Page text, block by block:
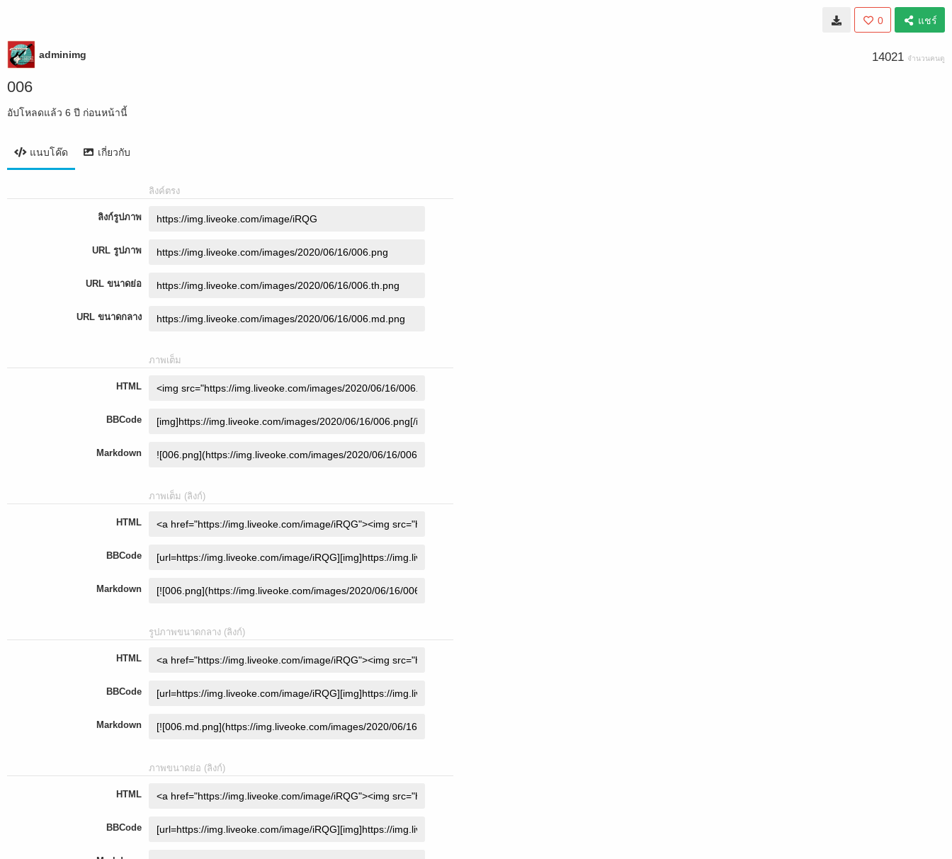
0 แชร์
adminimg 14021 จำนวนคนดู
006
อัปโหลดแล้ว 6 ปี ก่อนหน้านี้
แนบโค๊ด เกี่ยวกับ
ลิงค์ตรง
ลิงก์รูปภาพ
URL รูปภาพ
URL ขนาดย่อ
URL ขนาดกลาง
ภาพเต็ม
HTML
BBCode
Markdown
ภาพเต็ม (ลิงก์)
HTML
BBCode
Markdown
รูปภาพขนาดกลาง (ลิงก์)
HTML
BBCode
Markdown
ภาพขนาดย่อ (ลิงก์)
HTML
BBCode